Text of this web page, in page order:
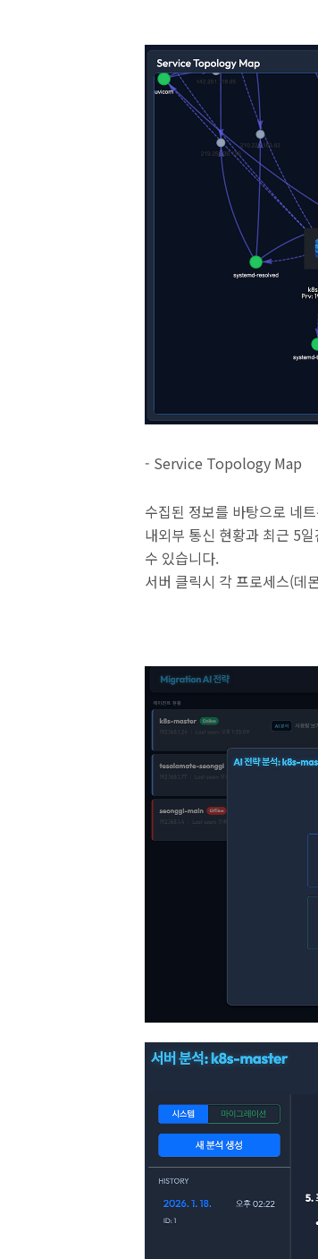
- Service Topology Map
수집된 정보를 바탕으로 네
내외부 통신 현황과 최근 5
수 있습니다.
서버 클릭시 각 프로세스(데